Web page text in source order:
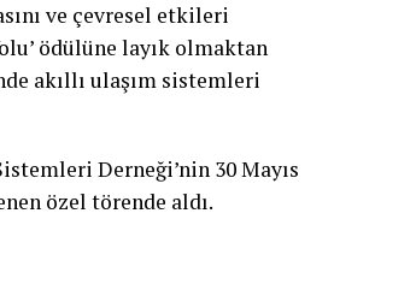
ve çevresel etkileri
ödülüne layık olmaktan
akıllı ulaşım sistemleri
Derneği’nin 30 Mayıs
özel törende aldı.